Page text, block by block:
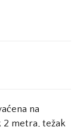
na
2 metra, težak